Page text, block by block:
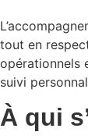
tout en
opérationnels
suivi
À qui